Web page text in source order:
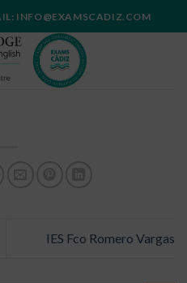
INFO@EXAMSCADIZ.COM
IES Fco Romero Vargas